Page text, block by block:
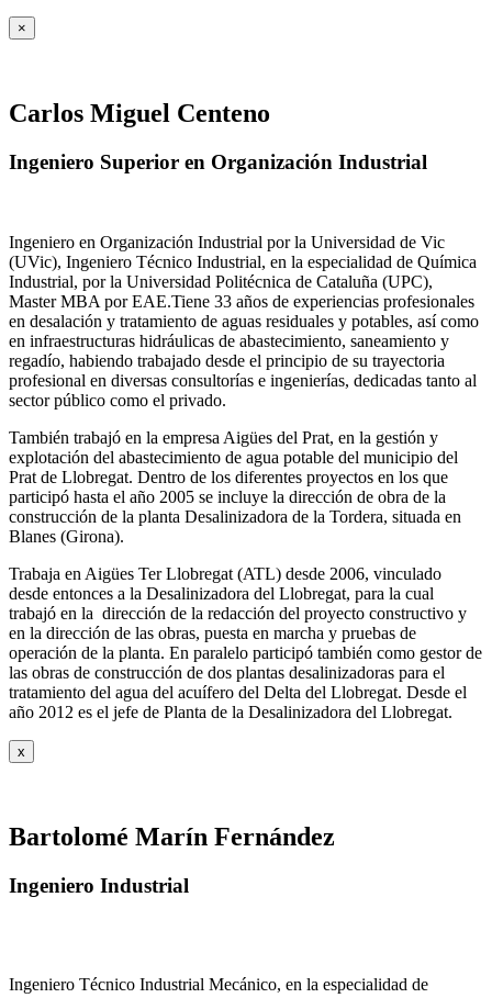
×
Carlos Miguel Centeno
Ingeniero Superior en Organización Industrial
Ingeniero en Organización Industrial por la Universidad de Vic
(UVic), Ingeniero Técnico Industrial, en la especialidad de Química
Industrial, por la Universidad Politécnica de Cataluña (UPC),
Master MBA por EAE.Tiene 33 años de experiencias profesionales
en desalación y tratamiento de aguas residuales y potables, así como
en infraestructuras hidráulicas de abastecimiento, saneamiento y
regadío, habiendo trabajado desde el principio de su trayectoria
profesional en diversas consultorías e ingenierías, dedicadas tanto al
sector público como el privado.
También trabajó en la empresa Aigües del Prat, en la gestión y
explotación del abastecimiento de agua potable del municipio del
Prat de Llobregat. Dentro de los diferentes proyectos en los que
participó hasta el año 2005 se incluye la dirección de obra de la
construcción de la planta Desalinizadora de la Tordera, situada en
Blanes (Girona).
Trabaja en Aigües Ter Llobregat (ATL) desde 2006, vinculado
desde entonces a la Desalinizadora del Llobregat, para la cual
trabajó en la dirección de la redacción del proyecto constructivo y
en la dirección de las obras, puesta en marcha y pruebas de
operación de la planta. En paralelo participó también como gestor de
las obras de construcción de dos plantas desalinizadoras para el
tratamiento del agua del acuífero del Delta del Llobregat. Desde el
año 2012 es el jefe de Planta de la Desalinizadora del Llobregat.
x
Bartolomé Marín Fernández
Ingeniero Industrial
Ingeniero Técnico Industrial Mecánico, en la especialidad de